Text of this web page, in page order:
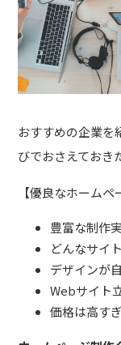
おすすめの企業を
びでおさえておき
【優良なホーム
豊富な制作
どんなサイ
デザインが
Webサイト
価格は高す